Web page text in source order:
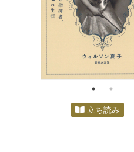
立ち読み